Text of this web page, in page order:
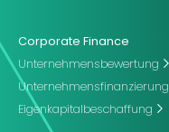
Corporate Finance
Unternehmensbewertung
Unternehmensfinanzierung
Eigenkapitalbeschaffung